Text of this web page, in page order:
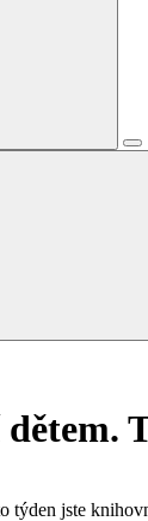
týden jste